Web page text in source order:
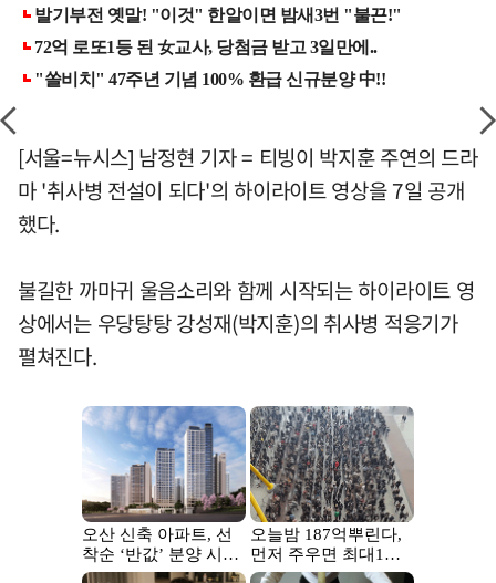
[서울=뉴시스] 남정현 기자 = 티빙이 박지훈 주연의 드라
마 '취사병 전설이 되다'의 하이라이트 영상을 7일 공개
했다.
불길한 까마귀 울음소리와 함께 시작되는 하이라이트 영
상에서는 우당탕탕 강성재(박지훈)의 취사병 적응기가
펼쳐진다.